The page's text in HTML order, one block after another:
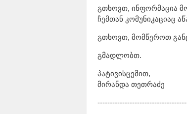
გთხოვთ, ინფორმაცია
ჩემთან კომუნიკაციაც
გთხოვთ, მომწეროთ
გმადლობთ.
პატივისცემით,
მირანდა თეთრაძე